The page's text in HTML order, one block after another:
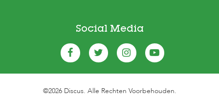
Social Media
©2026 Discus. Alle Rechten Voorbehouden.